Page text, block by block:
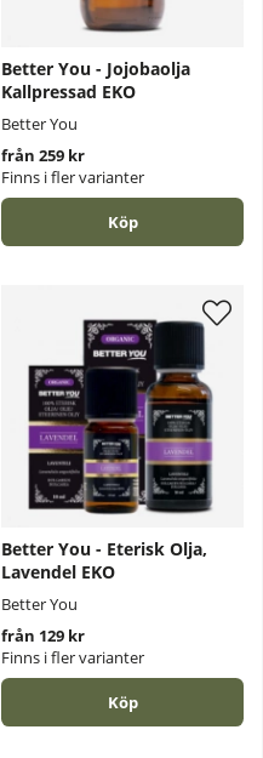
Better You - Jojobaolja
Kallpressad EKO
Better You
från 259 kr
Finns i fler varianter
Köp
Better You - Eterisk Olja,
Lavendel EKO
Better You
från 129 kr
Finns i fler varianter
Köp